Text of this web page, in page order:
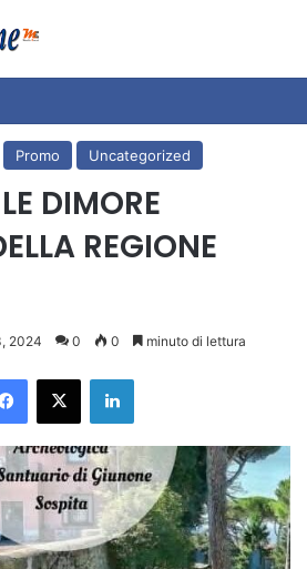
Promo Uncategorized
DIMORE
REGIONE
2024 0 0 minuto di lettura
Facebook
X LinkedIn